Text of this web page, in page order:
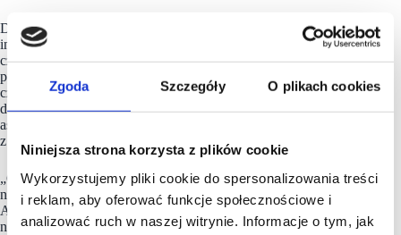
Zgoda Szczegóły O plikach cookies
Niniejsza strona korzysta z plików cookie
Wykorzystujemy pliki cookie do spersonalizowania treści
i reklam, aby oferować funkcje społecznościowe i
analizować ruch w naszej witrynie. Informacje o tym, jak
Dzięki dynamicznemu postępowi generatywnej sztucznej
inteligencji (Gen AI), przedstawiciele branży
e-commercecoraz
częściej będą korzystać z technologii VR i AR. Wirtualne
przymierzalnie, wizualizacje mebli w domowej przestrzeni
czy interaktywne showroomy ułatwią klientom podejmowanie
decyzji zakupowych, a coraz bardziej naturalni w komunikacji
asystenci AI będą oferować wsparcie przypominające rozmowę
z prawdziwym sprzedawcą.
„Gen AI będzie przynosić coraz więcej korzyści
nie tylko konsumentom, ale również sprzedawcom.
Automatyczne tworzenie zdjęć, filmów i opisów produktów
na podstawie minimalnych danych wejściowych to tylko jeden